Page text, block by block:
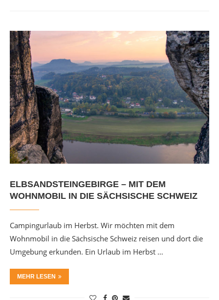
ELBSANDSTEINGEBIRGE – MIT DEM
WOHNMOBIL IN DIE SÄCHSISCHE SCHWEIZ
Campingurlaub im Herbst. Wir möchten mit dem
Wohnmobil in die Sächsische Schweiz reisen und dort die
Umgebung erkunden. Ein Urlaub im Herbst …
MEHR LESEN